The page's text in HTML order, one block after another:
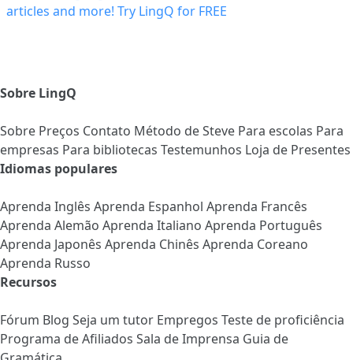
Sobre LingQ
Sobre Preços Contato Método de Steve Para escolas Para
empresas Para bibliotecas Testemunhos Loja de Presentes
Idiomas populares
Aprenda Inglês Aprenda Espanhol Aprenda Francês
Aprenda Alemão Aprenda Italiano Aprenda Português
Aprenda Japonês Aprenda Chinês Aprenda Coreano
Aprenda Russo
Recursos
Fórum Blog Seja um tutor Empregos Teste de proficiência
Programa de Afiliados Sala de Imprensa Guia de